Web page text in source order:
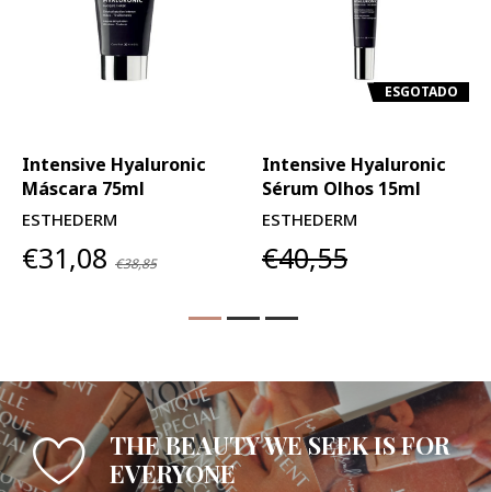
Intensive Hyaluronic
Máscara 75ml
ESTHEDERM
€31,08 €38,85
ESGOTADO
Intensive Hyaluronic
Sérum Olhos 15ml
ESTHEDERM
€40,55
THE BEAUTY WE SEEK IS FOR
EVERYONE